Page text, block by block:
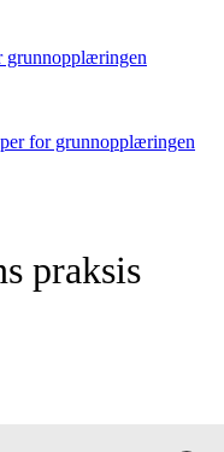
grunnopplæringen
for grunnopplæringen
praksis